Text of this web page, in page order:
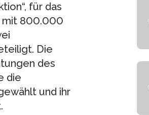
für das
mit 800.000
Die
des
die
und ihr